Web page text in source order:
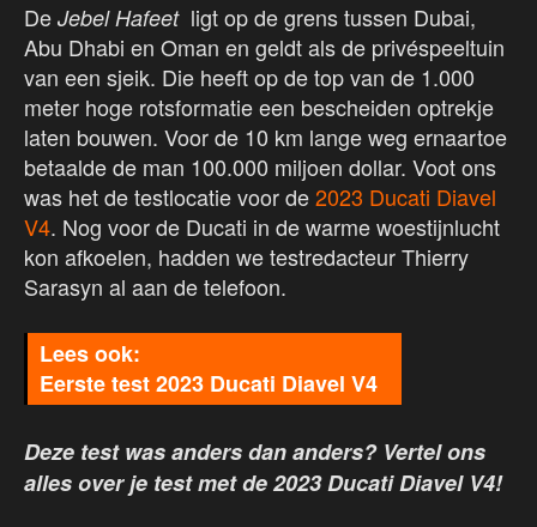
De Jebel Hafeetligt op de grens tussen Dubai,
Abu Dhabi en Oman en geldt als de privéspeeltuin
van een sjeik. Die heeft op de top van de 1.000
meter hoge rotsformatie een bescheiden optrekje
laten bouwen. Voor de 10 km lange weg ernaartoe
betaalde de man 100.000 miljoen dollar. Voot ons
was het de testlocatie voor de2023 Ducati Diavel
V4. Nog voor de Ducati in de warme woestijnlucht
kon afkoelen, hadden we testredacteur Thierry
Sarasyn al aan de telefoon.
Eerste test 2023 Ducati Diavel V4
Deze test was anders dan anders?Vertel ons
alles over je test met de 2023 Ducati Diavel V4!